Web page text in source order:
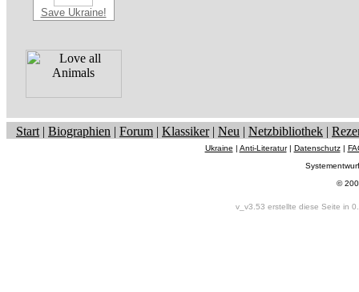
Save Ukraine!
Start | Biographien | Forum | Klassiker| Neu | Netzbibliothek |
Ukraine | Anti-Literatur| Datenschutz|
©
v_v3.53 erstellte diese Seite in